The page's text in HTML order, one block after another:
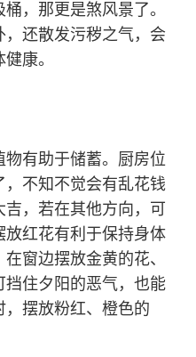
，那更是煞风景了。
还散发污秽之气，会
康。
有助于储蓄。厨房位
不知不觉会有乱花钱
，若在其他方向，可
红花有利于保持身体
窗边摆放金黄的花、
住夕阳的恶气，也能
摆放粉红、橙色的